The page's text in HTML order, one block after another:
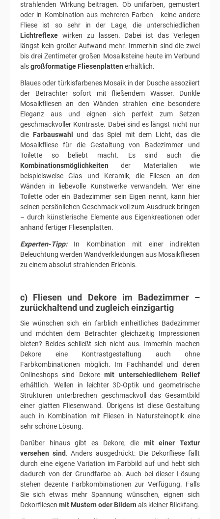
strahlenden Wirkung beitragen. Ob unifarben, gemustert
oder in Kombination aus mehreren Farben - keine andere
Fliese ist so sehr in der Lage, die unterschiedlichen
Lichtreflexe wirken zu lassen. Dabei ist das Verlegen
längst kein großer Aufwand mehr. Immerhin sind die zwei
bis drei Zentimeter großen Mosaiksteine heute im Verbund
alsgroßformatige Fliesenplatten erhältlich.
Blaues oder türkisfarbenes Mosaik in der Dusche assoziiert
der Betrachter sofort mit fließendem Wasser. Dunkle
Mosaikfliesen an den Wänden strahlen eine besondere
Eleganz aus und eignen sich perfekt zum Setzen
geschmackvoller Kontraste. Dabei sind es längst nicht nur
die Farbauswahl
und das Spiel mit dem Licht, das die
Mosaikfliese für die Gestaltung von Badezimmer und
Toilette so beliebt macht. Es sind auch die
Kombinationsmöglichkeitender Materialien wie
beispielsweise Glas und Keramik, die Fliesen an den
Wänden in liebevolle Kunstwerke verwandeln. Wer eine
Toilette oder ein Badezimmer sein Eigen nennt, kann hier
seinen persönlichen Geschmack voll zum Ausdruck bringen
– durch künstlerische Elemente aus Eigenkreationen oder
anhand fertiger Fliesenplatten.
Experten-Tipp:In Kombination mit einer indirekten
Beleuchtung werden Wandverkleidungen aus Mosaikfliesen
zu einem absolut strahlenden Erlebnis.
c) Fliesen und Dekore im Badezimmer –
zurückhaltend und zugleich einzigartig
Sie wünschen sich ein farblich einheitliches Badezimmer
und möchten dem Betrachter gleichzeitig Impressionen
bieten? Beides schließt sich nicht aus. Immerhin machen
Dekore eine Kontrastgestaltung auch ohne
Farbkombinationen möglich. Im Fachhandel und deren
Onlineshops sind Dekoremit unterschiedlichem Relief
erhältlich. Wellen in leichter 3D-Optik und geometrische
Strukturen unterbrechen geschmackvoll das Gesamtbild
einer glatten Fliesenwand. Übrigens ist diese Gestaltung
auch in Kombination mit Fliesen in Natursteinoptik eine
sehr schöne Lösung.
Darüber hinaus gibt es Dekore, die mit einer Textur
versehen sind. Anders ausgedrückt: Die Dekorfliese fällt
durch eine eigene Variation im Farbbild auf und hebt sich
dadurch von der Grundfarbe ab. Auch bei dieser Lösung
stehen dezente Farbkombinationen zur Verfügung. Falls
Sie sich etwas mehr Spannung wünschen, eignen sich
Dekorfliesen mit Mustern oder Bildern als kleiner Blickfang.